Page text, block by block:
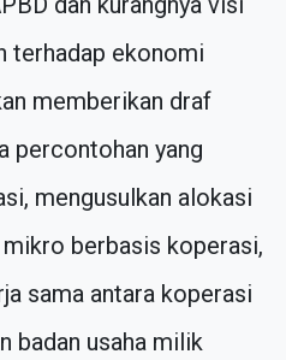
terhadap ekonomi
memberikan draf
percontohan yang
mengusulkan alokasi
mikro berbasis koperasi,
sama antara koperasi
badan usaha milik